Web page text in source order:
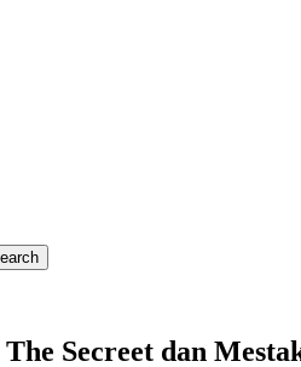
Secreet dan